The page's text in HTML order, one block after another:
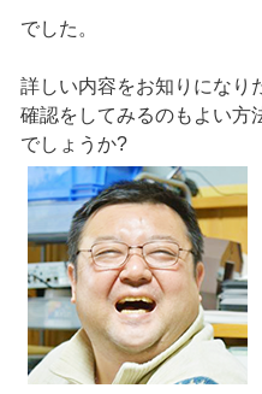
でした。
詳しい内容をお知りになり
確認をしてみるのもよい方
でしょうか?